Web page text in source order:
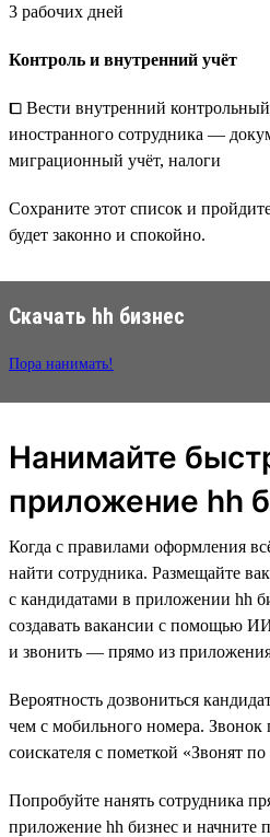
3 рабочих дней
Контроль и внутренний учёт
⧠ Вести внутренний
иностранного сотрудника —
миграционный учёт, налоги
Сохраните этот список и
будет законно и спокойно.
Скачать hh бизнес
Пора нанимать!
Нанимайте
приложение hh
Когда с правилами оформления
найти сотрудника. Размещайте
с кандидатами в приложении hh
создавать вакансии с помощью
и звонить — прямо из
Вероятность дозвониться
чем с мобильного номера. Звонок
соискателя с пометкой «Звонят
Попробуйте нанять сотрудника
приложение hh бизнес и начните